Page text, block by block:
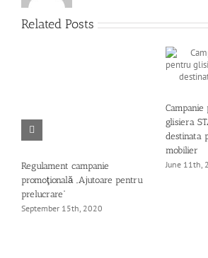
Related Posts
Regulament campanie
promoţională „Ajutoare pentru
prelucrare”
September 15th, 2020
glisiera
destinata
mobilier
June 11th,